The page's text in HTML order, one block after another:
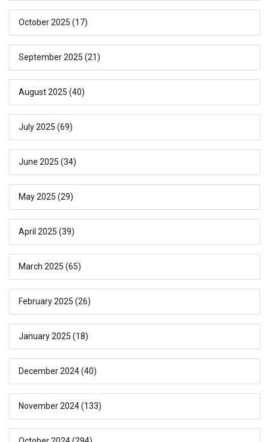
October 2025 (17)
September 2025 (21)
August 2025 (40)
July 2025 (69)
June 2025 (34)
May 2025 (29)
April 2025 (39)
March 2025 (65)
February 2025 (26)
January 2025 (18)
December 2024(40)
November 2024(133)